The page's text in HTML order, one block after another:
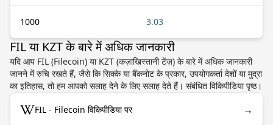
1000 3.03
FIL या KZT के बारे में अधिक जानकारी
यदि आप FIL (Filecoin) या KZT (कज़ाखिस्तानी टेंज़) के बारे में अधिक जानकारी
जानने में रुचि रखते हैं, जैसे कि सिक्के या बैंकनोट के प्रकार, उपयोगकर्ता देशों या मुद्रा
का इतिहास, तो हम आपको सलाह देने के लिए सलाह देते हैं। संबंधित विकिपीडिया पृष्ठ।
FIL - Filecoin विकिपीडिया पर →